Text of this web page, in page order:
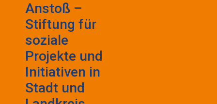
Anstoß –
Stiftung für
soziale
Projekte und
Initiativen in
Stadt und